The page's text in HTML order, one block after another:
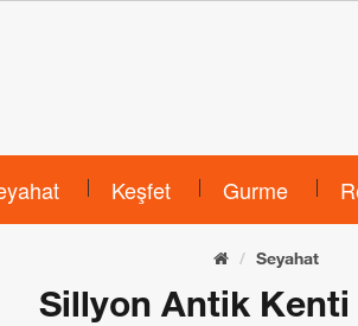
Keşfet Gurme
Seyahat
Sillyon Antik Kenti